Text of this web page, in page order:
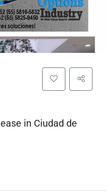
in Ciudad de